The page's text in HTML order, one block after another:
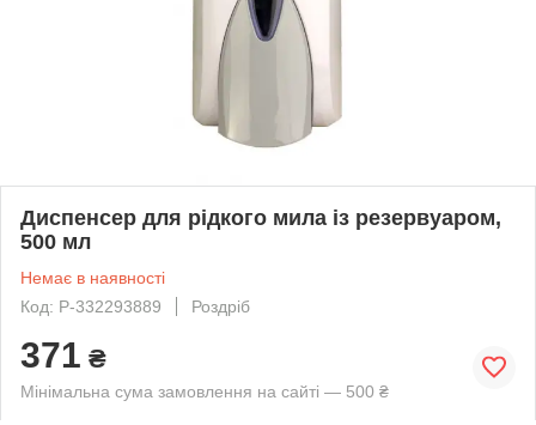
Диспенсер для рідкого мила із резервуаром,
500 мл
Немає в наявності
Код: P-332293889
Роздріб
371 ₴
Мінімальна сума замовлення на сайті — 500 ₴